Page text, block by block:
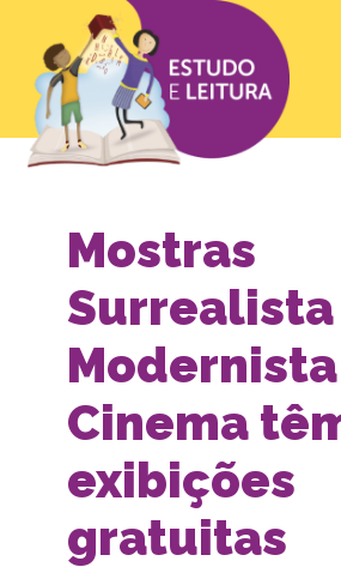
Mostras
Surrealista
Cinema
exibições
gratuitas